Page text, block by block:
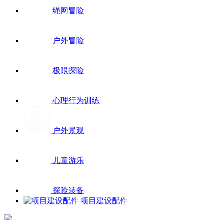
绳网冒险
户外冒险
极限探险
心理行为训练
户外景观
儿童游乐
探险装备
项目建设配件